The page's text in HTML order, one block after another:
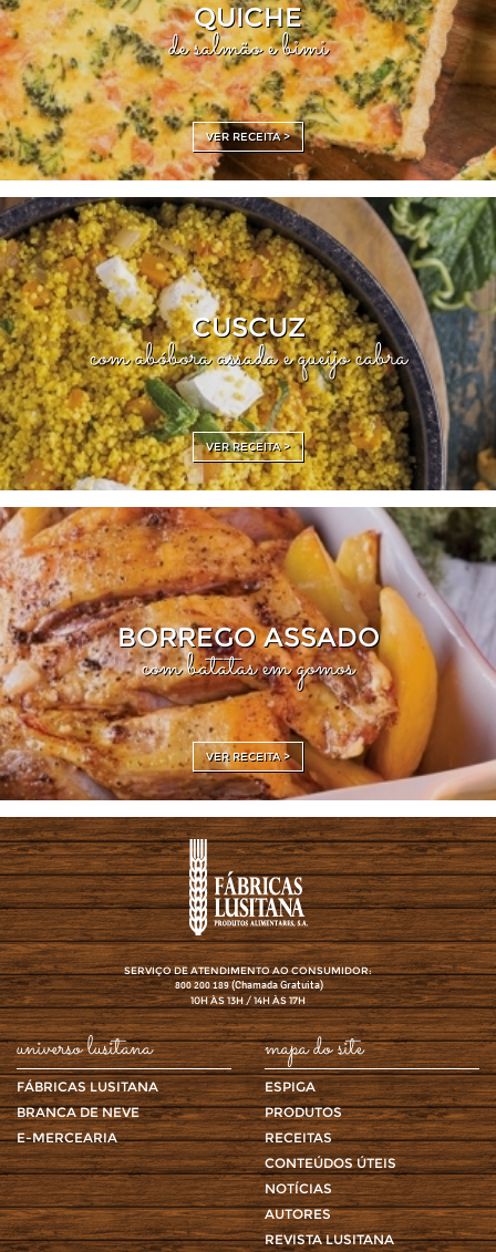
QUICHE
de salmão e bimi
VER RECEITA >
CUSCUZ
com abóbora assada e queijo cabra
VER RECEITA >
BORREGO ASSADO
com batatas em gomos
VER RECEITA >
SERVIÇO DE ATENDIMENTO AO CONSUMIDOR:
800 200 189(Chamada Gratuita)
10H ÀS 13H / 14H ÀS 17H
universo lusitana
FÁBRICAS LUSITANA
BRANCA DE NEVE
E-MERCEARIA
mapa do site
ESPIGA
PRODUTOS
RECEITAS
CONTEÚDOS ÚTEIS
NOTÍCIAS
AUTORES
REVISTA LUSITANA